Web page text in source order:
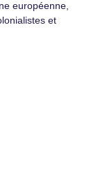
européenne,
et